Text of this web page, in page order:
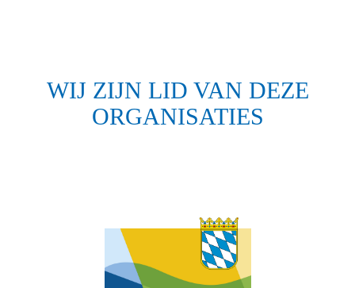
WIJ ZIJN LID VAN DEZE
ORGANISATIES